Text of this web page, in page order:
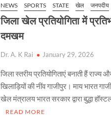
NEWS
SPORTS STATE खेल जनपदीय
जिला खेल प्रतियोगिता में
दमखम
Dr. A. K Rai January 29, 2026
जिला स्तरीय प्रतियोगिताएं बनाती हैं राज्य
खिलाड़ियों की नींव गाजीपुर। माय भारत
खेल मंत्रालय भारत सरकार द्वारा बुद्धा
READ MORE